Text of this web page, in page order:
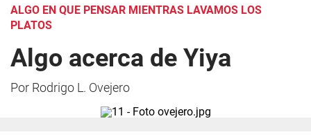
ALGO EN QUE PENSAR MIENTRAS LAVAMOS LOS
PLATOS
Algo acerca de Yiya
Por Rodrigo L. Ovejero